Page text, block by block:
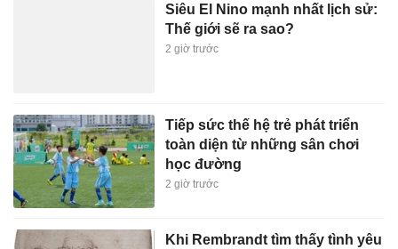
Siêu El Nino mạnh nhất lịch sử:
Thế giới sẽ ra sao?
2 giờ trước
Tiếp sức thế hệ trẻ phát triển
toàn diện từ những sân chơi
học đường
2 giờ trước
Khi Rembrandt tìm thấy tình yêu